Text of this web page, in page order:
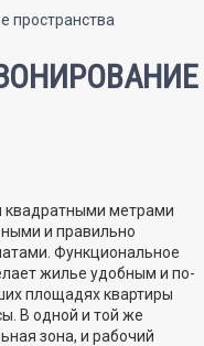
пространства
квадратными метрами
и правильно
Функциональное
жилье удобным и по-
площадях квартиры
В одной и той же
зона, и рабочий